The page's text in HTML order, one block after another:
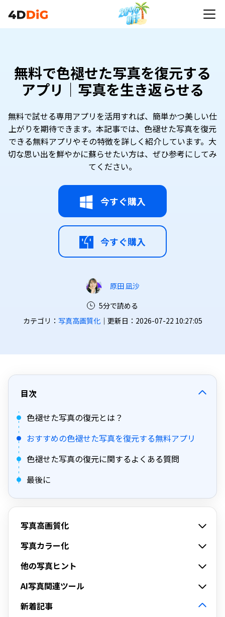
無料で色褪せた写真を復元する
アプリ｜写真を生き返らせる
無料で試せる専用アプリを活用すれば、簡単かつ美しい仕
上がりを期待できます。本記事では、色褪せた写真を復元
できる無料アプリやその特徴を詳しく紹介しています。大
切な思い出を鮮やかに蘇らせたい方は、ぜひ参考にしてみ
てください。
今すぐ購入
今すぐ購入
原田 凪沙
5分で読める
カテゴリ： 写真高画質化｜更新日：2026-07-22 10:27:05
目次
色褪せた写真の復元とは？
おすすめの色褪せた写真を復元する無料アプリ
色褪せた写真の復元に関するよくある質問
最後に
写真高画質化
写真カラー化
他の写真ヒント
AI写真関連ツール
新着記事